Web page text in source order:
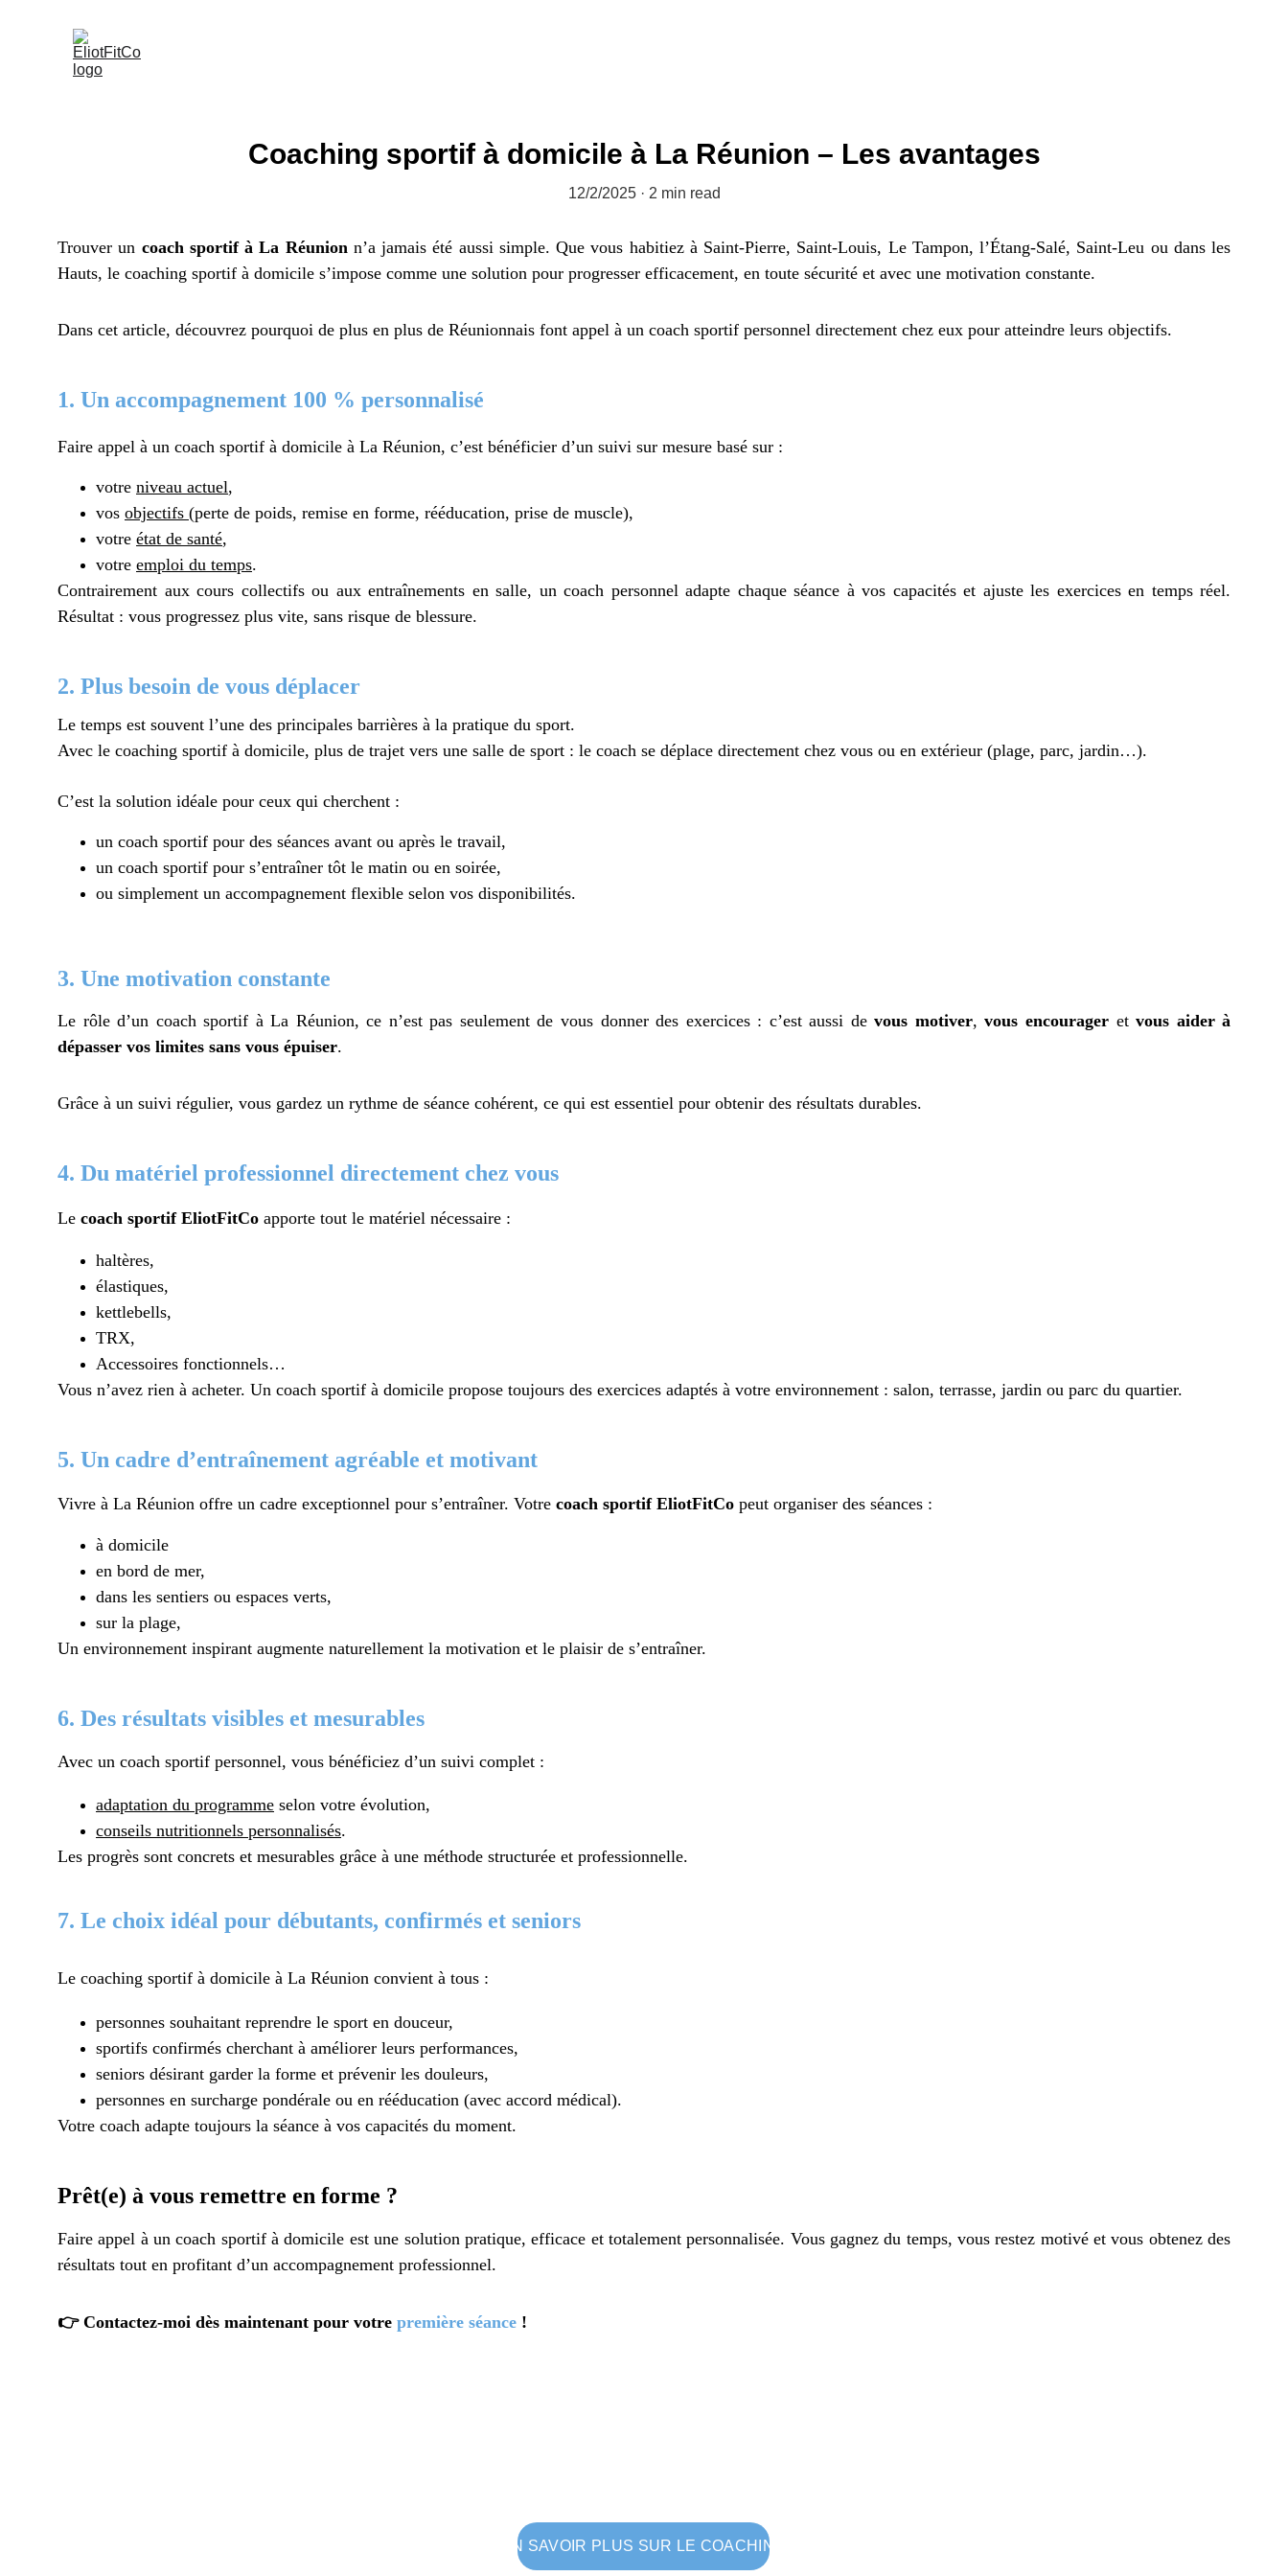
Coaching sportif à domicile à La Réunion – Les avantages
12/2/2025 2 min read
Trouver un coach sportif à La Réunionn’a jamais été aussi simple. Que vous habitiez à Saint-Pierre, Saint-Louis, Le Tampon, l’Étang-Salé, Saint-Leu ou dans les
Hauts, le coaching sportif à domicile s’impose comme une solution pour progresser efficacement, en toute sécurité et avec une motivation constante.
Dans cet article, découvrez pourquoi de plus en plus de Réunionnais font appel à un coach sportif personnel directement chez eux pour atteindre leurs objectifs.
1. Un accompagnement 100 % personnalisé
Faire appel à un coach sportif à domicile à La Réunion, c’est bénéficier d’un suivi sur mesure basé sur :
votre niveau actuel,
vos objectifs (perte de poids, remise en forme, rééducation, prise de muscle),
votre état de santé,
votre emploi du temps.
Contrairement aux cours collectifs ou aux entraînements en salle, un coach personnel adapte chaque séance à vos capacités et ajuste les exercices en temps réel.
Résultat : vous progressez plus vite, sans risque de blessure.
2. Plus besoin de vous déplacer
Le temps est souvent l’une des principales barrières à la pratique du sport.
Avec le coaching sportif à domicile, plus de trajet vers une salle de sport : le coach se déplace directement chez vous ou en extérieur (plage, parc, jardin…).
C’est la solution idéale pour ceux qui cherchent :
un coach sportif pour des séances avant ou après le travail,
un coach sportif pour s’entraîner tôt le matin ou en soirée,
ou simplement un accompagnement flexible selon vos disponibilités.
3. Une motivation constante
Le rôle d’un coach sportif à La Réunion, ce n’est pas seulement de vous donner des exercices : c’est aussi devous motiver,vous encourageretvous aider à
dépasser vos limites sans vous épuiser.
Grâce à un suivi régulier, vous gardez un rythme de séance cohérent, ce qui est essentiel pour obtenir des résultats durables.
4. Du matériel professionnel directement chez vous
Le coach sportif EliotFitCo apporte tout le matériel nécessaire :
haltères,
élastiques,
kettlebells,
TRX,
Accessoires fonctionnels…
Vous n’avez rien à acheter. Un coach sportif à domicile propose toujours des exercices adaptés à votre environnement : salon, terrasse, jardin ou parc du quartier.
5. Un cadre d’entraînement agréable et motivant
Vivre à La Réunion offre un cadre exceptionnel pour s’entraîner. Votre coach sportif EliotFitCo peut organiser des séances :
à domicile
en bord de mer,
dans les sentiers ou espaces verts,
sur la plage,
Un environnement inspirant augmente naturellement la motivation et le plaisir de s’entraîner.
6. Des résultats visibles et mesurables
Avec un coach sportif personnel, vous bénéficiez d’un suivi complet :
adaptation du programme selon votre évolution,
conseils nutritionnels personnalisés.
Les progrès sont concrets et mesurables grâce à une méthode structurée et professionnelle.
7. Le choix idéal pour débutants, confirmés et seniors
Le coaching sportif à domicile à La Réunion convient à tous :
personnes souhaitant reprendre le sport en douceur,
sportifs confirmés cherchant à améliorer leurs performances,
seniors désirant garder la forme et prévenir les douleurs,
personnes en surcharge pondérale ou en rééducation (avec accord médical).
Votre coach adapte toujours la séance à vos capacités du moment.
Prêt(e) à vous remettre en forme ?
Faire appel à un coach sportif à domicile est une solution pratique, efficace et totalement personnalisée. Vous gagnez du temps, vous restez motivé et vous obtenez des
résultats tout en profitant d’un accompagnement professionnel.
👉 Contactez-moi dès maintenant pour votre première séance !
EN SAVOIR PLUS SUR LE COACHING